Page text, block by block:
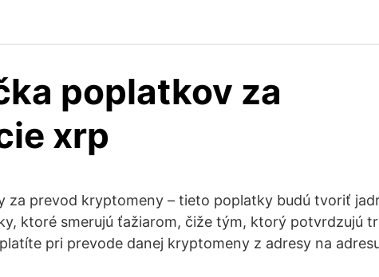
poplatkov za
xrp
za prevod kryptomeny – tieto poplatky budú tvoriť
ktoré smerujú ťažiarom, čiže tým, ktorý potvrdzujú
pri prevode danej kryptomeny z adresy na